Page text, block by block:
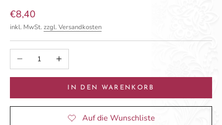
Angebot
€8,40
inkl. MwSt. zzgl. Versandkosten
Anzahl verringernAnzahl erhöhen
IN DEN WARENKORB